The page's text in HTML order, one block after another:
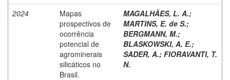
2024
Mapas
prospectivos de
ocorrência
potencial de
agrominerais
silicáticos no
Brasil.
MAGALHÃES, L. A.;
MARTINS, E. de S.;
BERGMANN, M.;
BLASKOWSKI, A. E.;
SADER, A.; FIORAVANTI, T.
N.